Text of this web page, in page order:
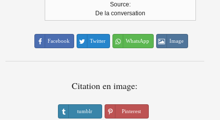
Source:
De la conversation
Facebook Twitter WhatsApp Image
Citation en image:
tumblr Pinterest